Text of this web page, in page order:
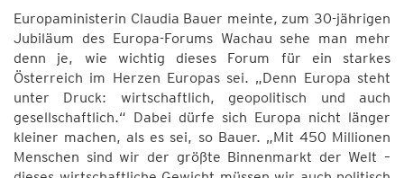
Europaministerin Claudia Bauer meinte, zum 30-jährigen
Jubiläum des Europa-Forums Wachau sehe man mehr
denn je, wie wichtig dieses Forum für ein starkes
Österreich im Herzen Europas sei. „Denn Europa steht
unter Druck: wirtschaftlich, geopolitisch und auch
gesellschaftlich.“ Dabei dürfe sich Europa nicht länger
kleiner machen, als es sei, so Bauer. „Mit 450 Millionen
Menschen sind wir der größte Binnenmarkt der Welt –